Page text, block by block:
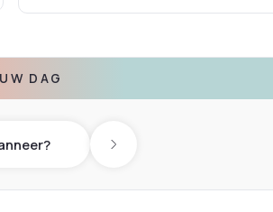
DAG
Next day